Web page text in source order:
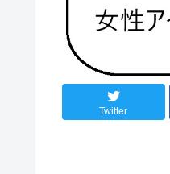
Twitter